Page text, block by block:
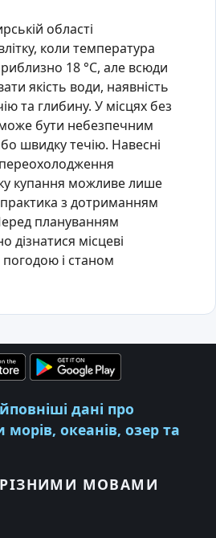
області
коли температура
18 °C, але всюди
якість води, наявність
та глибину. У місцях без
бути небезпечним
швидку течію. Навесні
купання можливе лише
практика з дотриманням
плануванням
дізнатися місцеві
і станом
дані про
океанів, озер та
МОВАМИ